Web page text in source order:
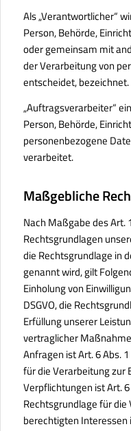
Als „Verantwortlicher“
Person, Behörde,
oder gemeinsam mit
der Verarbeitung von
entscheidet, bezeichnet.
„Auftragsverarbeiter“
Person, Behörde,
personenbezogene
verarbeitet.
Maßgebliche
Nach Maßgabe des Art.
Rechtsgrundlagen
die Rechtsgrundlage in
genannt wird, gilt
Einholung von
DSGVO, die
Erfüllung unserer
vertraglicher
Anfragen ist Art. 6 Abs.
für die Verarbeitung zur
Verpflichtungen ist Art. 6
Rechtsgrundlage für
berechtigten Interessen